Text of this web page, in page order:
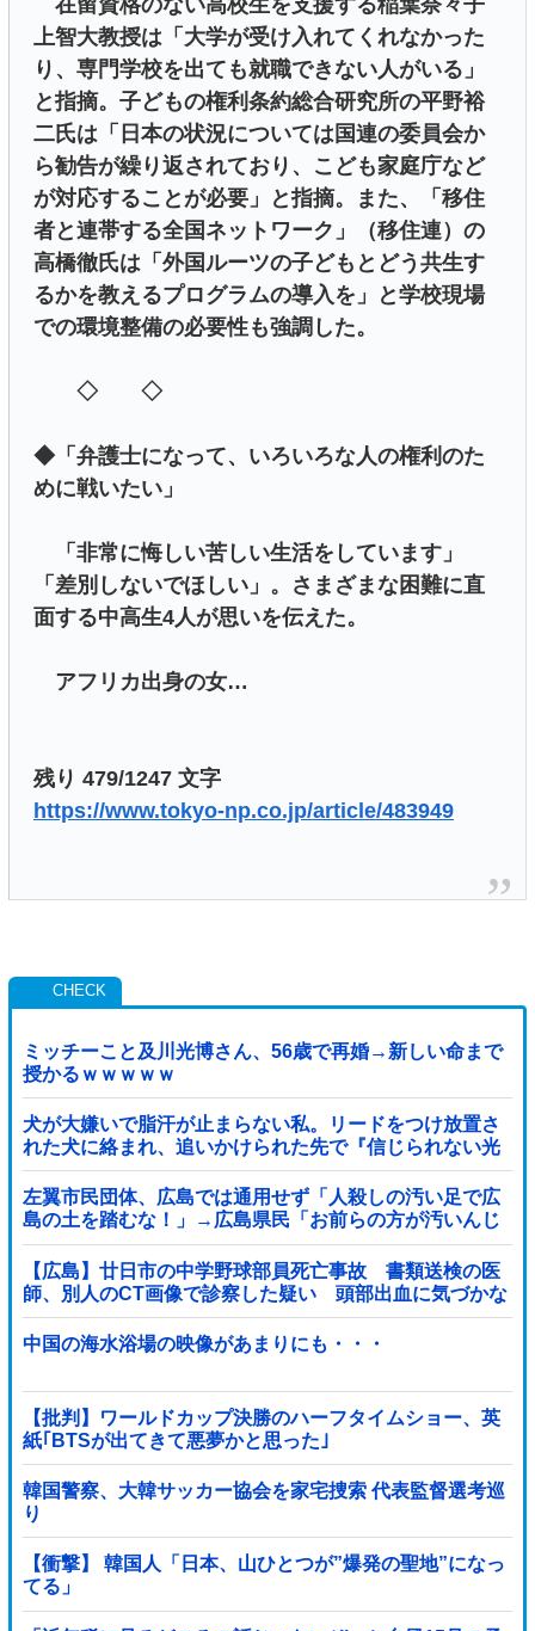
在留資格のない高校生を支援する稲葉奈々子
上智大教授は「大学が受け入れてくれなかった
り、専門学校を出ても就職できない人がいる」
と指摘。子どもの権利条約総合研究所の平野裕
二氏は「日本の状況については国連の委員会か
ら勧告が繰り返されており、こども家庭庁など
が対応することが必要」と指摘。また、「移住
者と連帯する全国ネットワーク」（移住連）の
高橋徹氏は「外国ルーツの子どもとどう共生す
るかを教えるプログラムの導入を」と学校現場
での環境整備の必要性も強調した。
◇ ◇
◆「弁護士になって、いろいろな人の権利のた
めに戦いたい」
「非常に悔しい苦しい生活をしています」
「差別しないでほしい」。さまざまな困難に直
面する中高生4人が思いを伝えた。
アフリカ出身の女…
残り 479/1247 文字
https://www.tokyo-np.co.jp/article/483949
ミッチーこと及川光博さん、56歳で再婚→新しい命まで
授かるｗｗｗｗｗ
犬が大嫌いで脂汗が止まらない私。リードをつけ放置さ
れた犬に絡まれ、追いかけられた先で『信じられない光
景』を目撃→必死で救急車を呼ぶも犬と取り残され
て・・・
左翼市民団体、広島では通用せず「人殺しの汚い足で広
島の土を踏むな！」→広島県民「お前らの方が汚いんじ
ゃ！」「ワシらが広島県民じゃ」
【広島】廿日市の中学野球部員死亡事故 書類送検の医
師、別人のCT画像で診察した疑い 頭部出血に気づかな
かった可能性
中国の海水浴場の映像があまりにも・・・
【批判】ワールドカップ決勝のハーフタイムショー、英
紙｢BTSが出てきて悪夢かと思った｣
韓国警察、大韓サッカー協会を家宅捜索 代表監督選考巡
り
【衝撃】 韓国人「日本、山ひとつが”爆発の聖地”になっ
てる」